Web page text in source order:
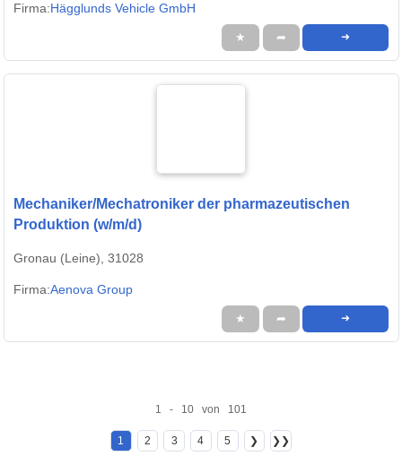
Firma:Hägglunds Vehicle GmbH
★ ➦ ➜
Mechaniker/Mechatroniker der pharmazeutischen
Produktion (w/m/d)
Gronau (Leine), 31028
Firma:Aenova Group
★ ➦ ➜
1 - 10 von 101
1 2 3 4 5 ❯ ❯❯